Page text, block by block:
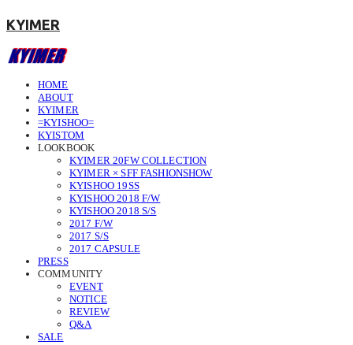
KYIMER
HOME
ABOUT
KYIMER
=KYISHOO=
KYISTOM
LOOKBOOK
KYIMER 20FW COLLECTION
KYIMER × SFF FASHIONSHOW
KYISHOO 19SS
KYISHOO 2018 F/W
KYISHOO 2018 S/S
2017 F/W
2017 S/S
2017 CAPSULE
PRESS
COMMUNITY
EVENT
NOTICE
REVIEW
Q&A
SALE